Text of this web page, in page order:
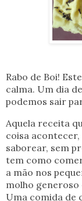
Rabo de Boi!
calma. Um dia
podemos sair
Aquela receita
coisa acontecer,
saborear, sem
tem como
a mão nos
molho generoso
Uma comida de